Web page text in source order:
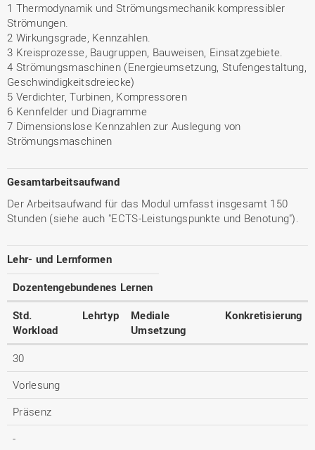
1 Thermodynamik und Strömungsmechanik kompressibler
Strömungen.
2 Wirkungsgrade, Kennzahlen.
3 Kreisprozesse, Baugruppen, Bauweisen, Einsatzgebiete.
4 Strömungsmaschinen (Energieumsetzung, Stufengestaltung,
Geschwindigkeitsdreiecke)
5 Verdichter, Turbinen, Kompressoren
6 Kennfelder und Diagramme
7 Dimensionslose Kennzahlen zur Auslegung von
Strömungsmaschinen
Gesamtarbeitsaufwand
Der Arbeitsaufwand für das Modul umfasst insgesamt 150
Stunden (siehe auch "ECTS-Leistungspunkte und Benotung").
Lehr- und Lernformen
Dozentengebundenes Lernen
Std.
Workload
Lehrtyp
Mediale
Umsetzung
Konkretisierung
30
Vorlesung
Präsenz
-